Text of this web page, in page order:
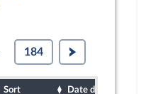
184
Sort Date d'examen